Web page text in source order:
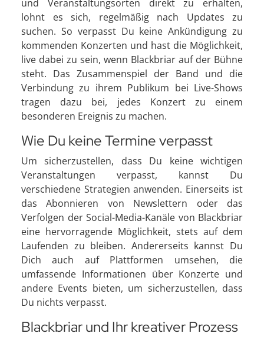
und Veranstaltungsorten direkt zu erhalten,
lohnt es sich, regelmäßig nach Updates zu
suchen. So verpasst Du keine Ankündigung zu
kommenden Konzerten und hast die Möglichkeit,
live dabei zu sein, wenn Blackbriar auf der Bühne
steht. Das Zusammenspiel der Band und die
Verbindung zu ihrem Publikum bei Live-Shows
tragen dazu bei, jedes Konzert zu einem
besonderen Ereignis zu machen.
Wie Du keine Termine verpasst
Um sicherzustellen, dass Du keine wichtigen
Veranstaltungen verpasst, kannst Du
verschiedene Strategien anwenden. Einerseits ist
das Abonnieren von Newslettern oder das
Verfolgen der Social-Media-Kanäle von Blackbriar
eine hervorragende Möglichkeit, stets auf dem
Laufenden zu bleiben. Andererseits kannst Du
Dich auch auf Plattformen umsehen, die
umfassende Informationen über Konzerte und
andere Events bieten, um sicherzustellen, dass
Du nichts verpasst.
Blackbriar und Ihr kreativer Prozess